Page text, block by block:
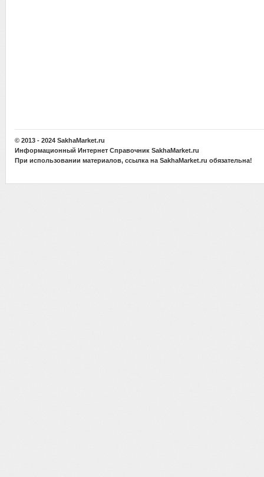
© 2013 - 2024 SakhaMarket.ru
Информационный Интернет Справочник SakhaMarket.ru
При использовании материалов, ссылка на SakhaMarket.ru обязательна!